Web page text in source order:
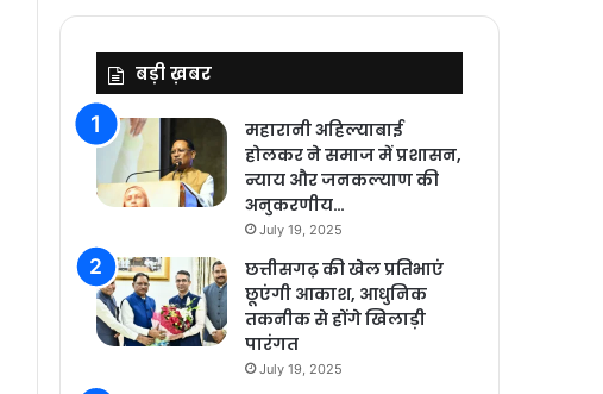
बड़ी ख़बर
महारानी अहिल्याबाई
होलकर ने समाज में प्रशासन,
न्याय और जनकल्याण की
अनुकरणीय…
July 19, 2025
छत्तीसगढ़ की खेल प्रतिभाएं
छूएंगी आकाश, आधुनिक
तकनीक से होंगे खिलाड़ी
पारंगत
July 19, 2025